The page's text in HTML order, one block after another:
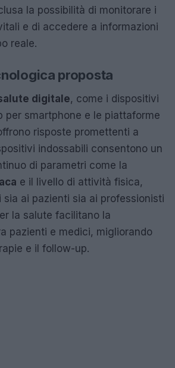
la possibilità di monitorare i
e di accedere a informazioni
reale.
proposta
digitale, come i dispositivi
per smartphone e le piattaforme
risposte promettenti a
indossabili consentono un
di parametri come la
e il livello di attività fisica,
ai pazienti sia ai professionisti
la salute facilitano la
pazienti e medici, migliorando
e il follow-up.